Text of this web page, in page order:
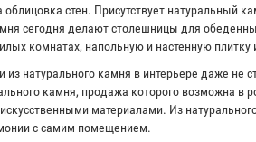
стен. Присутствует натуральный
сегодня делают столешницы для
комнатах, напольную и настенную плитку
натурального камня в интерьере даже не
камня, продажа которого возможна
материалами. Из
с самим помещением.